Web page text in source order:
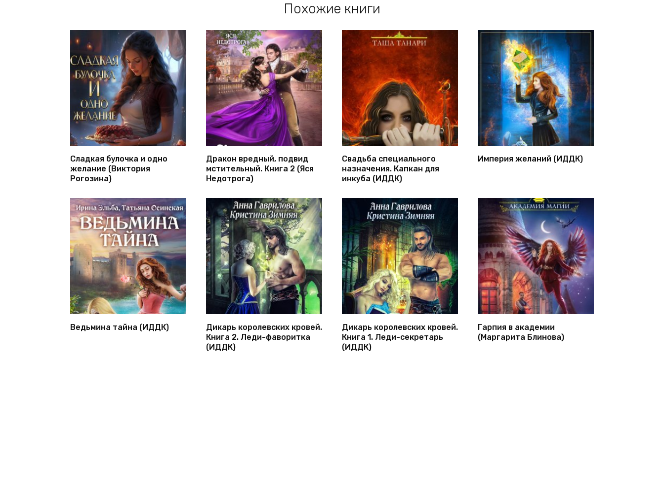
Похожие книги
Сладкая булочка и одно
желание (Виктория
Рогозина)
Дракон вредный, подвид
мстительный. Книга 2 (Яся
Недотрога)
Свадьба специального
назначения. Капкан для
инкуба (ИДДК)
Империя желаний (ИДДК)
Ведьмина тайна (ИДДК)
Дикарь королевских кровей.
Книга 2. Леди-фаворитка
(ИДДК)
Дикарь королевских кровей.
Книга 1. Леди-секретарь
(ИДДК)
Гарпия в академии
(Маргарита Блинова)